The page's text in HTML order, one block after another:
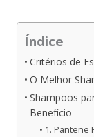
Índice
Critérios de
O Melhor
Shampoos
Benefício
1. Pantene